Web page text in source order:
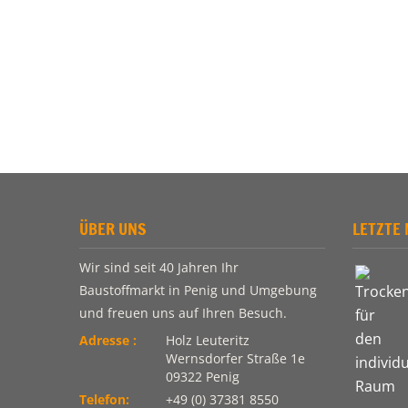
ÜBER UNS
Wir sind seit 40 Jahren Ihr
Baustoffmarkt in Penig und Umgebung
und freuen uns auf Ihren Besuch.
Adresse :
Holz Leuteritz
Wernsdorfer Straße 1e
09322 Penig
Telefon:
+49 (0) 37381 8550
LETZTE